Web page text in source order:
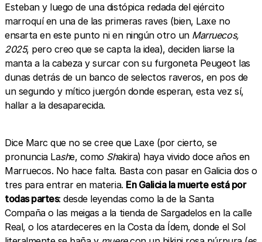
Esteban y luego de una distópica redada del ejército
marroquí en una de las primeras raves (bien, Laxe no
ensarta en este punto ni en ningún otro un Marruecos,
2025, pero creo que se capta la idea), deciden liarse la
manta a la cabeza y surcar con su furgoneta Peugeot las
dunas detrás de un banco de selectos raveros, en pos de
un segundo y mítico juergón donde esperan, esta vez sí,
hallar a la desaparecida.
Dice Marc que no se cree que Laxe (por cierto, se
pronuncia Lashe, como Shakira) haya vivido doce años en
Marruecos. No hace falta. Basta con pasar en Galicia dos o
tres para entrar en materia. En Galicia la muerte está por
todas partes: desde leyendas como la de la Santa
Compaña o las meigas a la tienda de Sargadelos en la calle
Real, o los atardeceres en la Costa da Ídem, donde el Sol